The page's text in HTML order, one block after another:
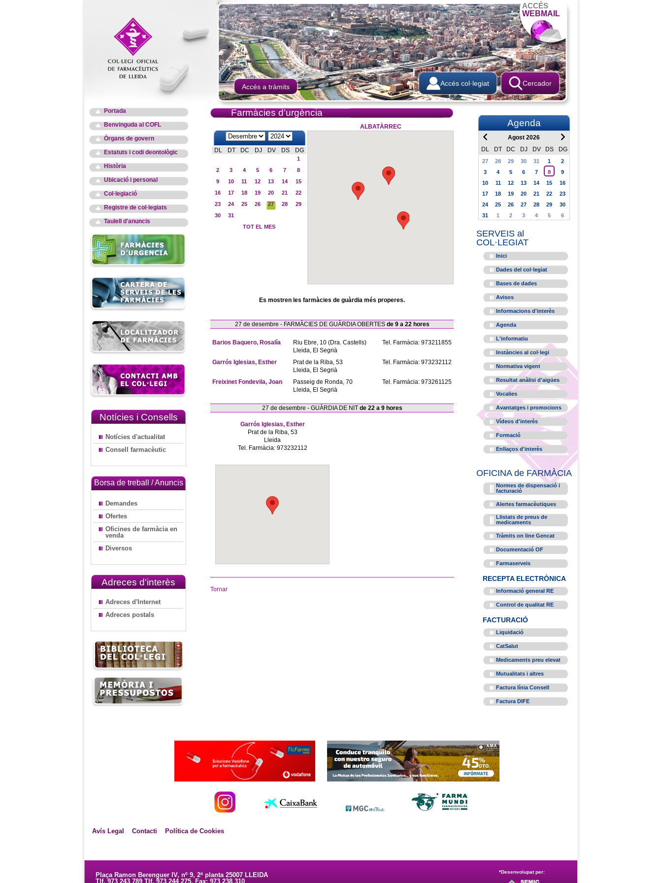
ACCÉS
WEBMAIL
Accés a tràmits Cercador
Accés col·legiat
Portada
Benvinguda al COFL
Òrgans de govern
Estatuts i codi deontològic
Història
Ubicació i personal
Col·legiació
Registre de col·legiats
Taulell d'anuncis
Notícies i Consells
Notícies d'actualitat
Consell farmacèutic
Borsa de treball / Anuncis
Demandes
Ofertes
Oficines de farmàcia en
venda
Diversos
Adreces d'interès
Adreces d'Internet
Adreces postals
Farmàcies d'urgència
DL DT DC DJ DV DS DG
1
2
3 4 5 6 7
8
9
10 11 12 13 14
15
16
17 18 19 20 21
22
23
24 25 26 27 28
29
30
31
TOT EL MES
ALBATÀRREC
Es mostren les farmàcies de guàrdia més properes.
27 de desembre - FARMÀCIES DE GUÀRDIA OBERTES de 9 a 22 hores
Barios Baquero, Rosalía
Riu Ebre, 10 (Dra. Castells)
Lleida, El Segrià
Tel. Farmàcia: 973211855
Garrós Iglesias, Esther
Prat de la Riba, 53
Lleida, El Segrià
Tel. Farmàcia: 973232112
Freixinet Fondevila, Joan
Passeig de Ronda, 70
Lleida, El Segrià
Tel. Farmàcia: 973261125
27 de desembre - GUÀRDIA DE NIT de 22 a 9 hores
Garrós Iglesias, Esther
Prat de la Riba, 53
Lleida
Tel. Farmàcia: 973232112
Tornar
Agenda
Agost 2026
DL
DT DC DJ DV DS DG
27 28 29 30 31 1
2
3
4 5 6 7 8
9
10
11 12 13 14 15
16
17
18 19 20 21 22
23
24
25 26 27 28 29
30
31
1 2 3 4 5 6
SERVEIS al
COL·LEGIAT
Inici
Dades del col·legiat
Bases de dades
Avisos
Informacions d'interès
Agenda
L'informatiu
Instàncies al col·legi
Normativa vigent
Resultat anàlisi d'aigües
Vocalies
Avantatges i promocions
Vídeos d'interès
Formació
Enllaços d'interès
OFICINA de FARMÀCIA
Normes de dispensació i
facturació
Alertes farmacèutiques
Llistats de preus de
medicaments
Tràmits on line Gencat
Documentació OF
Farmaserveis
RECEPTA ELECTRÒNICA
Informació general RE
Control de qualitat RE
FACTURACIÓ
Liquidació
CatSalut
Medicaments preu elevat
Mutualitats i altres
Factura línia Consell
Factura DIFE
Avís Legal Contacti Política de Cookies
Plaça Ramon Berenguer IV, nº 9, 2ª planta 25007 LLEIDA
Tlf. 973 243 789 Tlf. 973 244 275. Fax: 973 238 310
*Desenvolupat per: